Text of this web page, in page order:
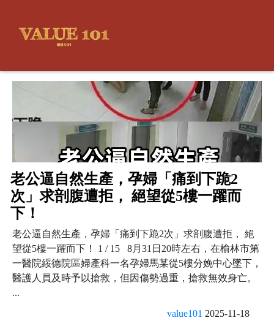
老公逼自然生產，孕婦「痛到下跪2
次」求剖腹遭拒， 絕望從5樓一躍而
下！
老公逼自然生產，孕婦「痛到下跪2次」求剖腹遭拒， 絕
望從5樓一躍而下！ 1 / 15 8月31日20時左右，在榆林市第
一醫院綏德院區婦產科一名孕婦馬某從5樓分娩中心墜下，
醫護人員及時予以搶救，但因傷勢過重，搶救無效身亡。
...
value101 2025-11-18